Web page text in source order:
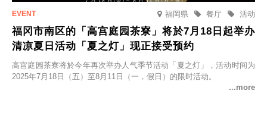
福岡県 活动
餐厅
福冈市南区的「高宫庭园茶寮」将於7月18日起举办
清凉夏日活动「夏之灯」现正接受预约
高宫庭园茶寮将於今年再次举办人气季节活动「夏之灯」，活动时间为
2025年7月18日（五）至8月11日（一，假日）的限时活动。